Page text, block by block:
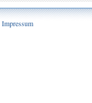
Impressum